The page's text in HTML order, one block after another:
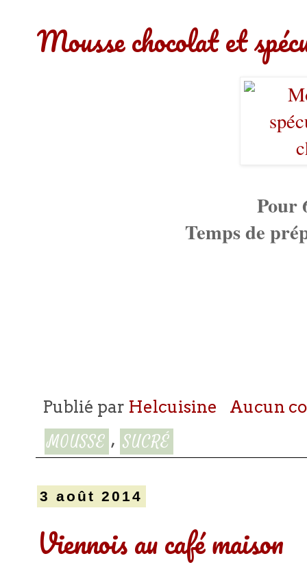
Mousse chocolat et
Pour
Temps de
Publié par Helcuisine Aucun
MOUSSE , SUCRÉ
3 août 2014
Viennois au café maison